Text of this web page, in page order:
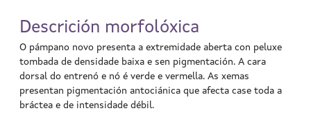
Descrición morfolóxica
O pámpano novo presenta a extremidade aberta con peluxe
tombada de densidade baixa e sen pigmentación. A cara
dorsal do entrenó e nó é verde e vermella. As xemas
presentan pigmentación antociánica que afecta case toda a
bráctea e de intensidade débil.